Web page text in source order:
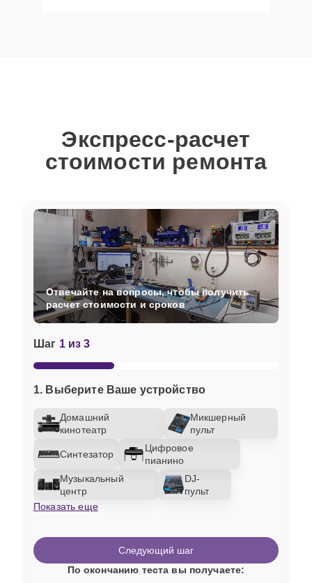
Экспресс-расчет
стоимости ремонта
Шаг 1 из 3
1. Выберите Ваше устройство
Домашний
кинотеатр
Микшерный
пульт
Синтезатор
Цифровое
пианино
Музыкальный
центр
DJ-
пульт
Показать еще
Отвечайте на вопросы, чтобы получить
расчет стоимости и сроков
Следующий шаг
По окончанию теста вы получаете: